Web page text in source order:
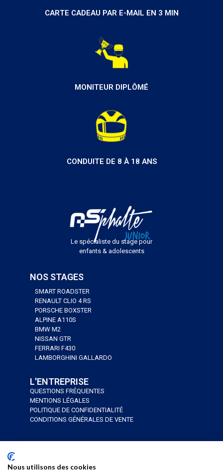
CARTE CADEAU PAR E-MAIL EN 3 MIN
MONITEUR DIPLÔMÉ
CONDUITE DE 8 À 18 ANS
Le spécialiste du stage pour
enfants & adolescents
NOS STAGES
SMART ROADSTER
RENAULT CLIO 4 RS
PORSCHE BOXSTER
ALPINE A110S
BMW M2
NISSAN GTR
FERRARI F430
LAMBORGHINI GALLARDO
L'ENTREPRISE
QUESTIONS FRÉQUENTES
MENTIONS LÉGALES
POLITIQUE DE CONFIDENTIALITÉ
CONDITIONS GÉNÉRALES DE VENTE
Nous utilisons des cookies